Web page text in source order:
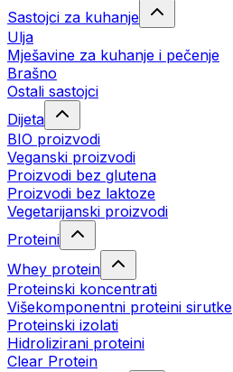
Sastojci za kuhanje
Ulja
Mješavine za kuhanje i pečenje
Brašno
Ostali sastojci
Dijeta
BIO proizvodi
Veganski proizvodi
Proizvodi bez glutena
Proizvodi bez laktoze
Vegetarijanski proizvodi
Proteini
Whey protein
Proteinski koncentrati
Višekomponentni proteini sirutke
Proteinski izolati
Hidrolizirani proteini
Clear Protein